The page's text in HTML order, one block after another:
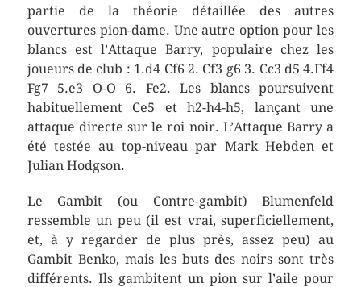
partie de la théorie détaillée des autres
ouvertures pion-dame. Une autre option pour les
blancs est l’Attaque Barry, populaire chez les
joueurs de club : 1.d4 Cf6 2. Cf3 g6 3. Cc3 d5 4.Ff4
Fg7 5.e3 O-O 6. Fe2. Les blancs poursuivent
habituellement Ce5 et h2-h4-h5, lançant une
attaque directe sur le roi noir. L’Attaque Barry a
été testée au top-niveau par Mark Hebden et
Julian Hodgson.
Le Gambit (ou Contre-gambit) Blumenfeld
ressemble un peu (il est vrai, superficiellement,
et, à y regarder de plus près, assez peu) au
Gambit Benko, mais les buts des noirs sont très
différents. Ils gambitent un pion sur l’aile pour